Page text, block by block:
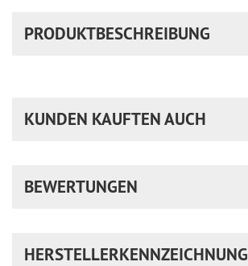
PRODUKTBESCHREIBUNG
KUNDEN KAUFTEN AUCH
BEWERTUNGEN
HERSTELLERKENNZEICHNUNG